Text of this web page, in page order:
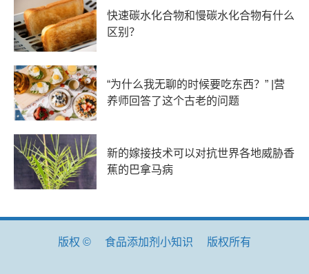
快速碳水化合物和慢碳水化合物有什么
区别？
“为什么我无聊的时候要吃东西？” |营
养师回答了这个古老的问题
新的嫁接技术可以对抗世界各地威胁香
蕉的巴拿马病
版权 © 食品添加剂小知识 版权所有